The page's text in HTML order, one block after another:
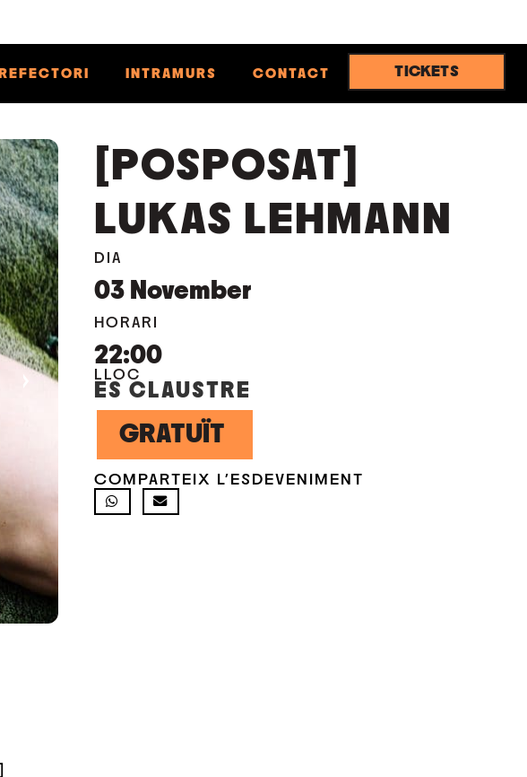
REFECTORI INTRAMURS CONTACT TICKETS
[POSPOSAT]
LUKAS LEHMANN
DIA
03 November
HORARI
22:00
LLOC
ES CLAUSTRE
GRATUÏT
COMPARTEIX L'ESDEVENIMENT